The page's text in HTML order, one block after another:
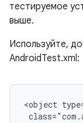
тестируемое
выше.
Используйте,
AndroidTest.xml:
<object